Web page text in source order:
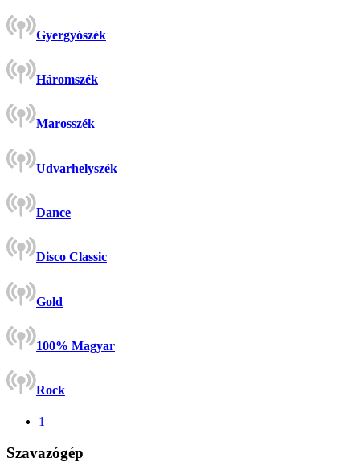
Gyergyószék
Háromszék
Marosszék
Udvarhelyszék
Dance
Disco Classic
Gold
100% Magyar
Rock
1
Szavazógép